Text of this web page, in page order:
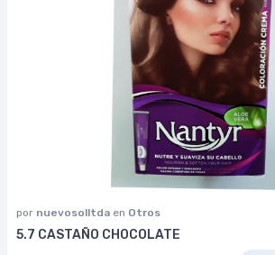
por nuevosolltda en Otros
5.7 CASTAÑO CHOCOLATE